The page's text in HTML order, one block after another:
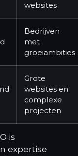
websites
Bedrijven
met
groeiambities
Grote
websites en
complexe
projecten
is
expertise